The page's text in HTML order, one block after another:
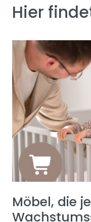
Hier
Möbel, die